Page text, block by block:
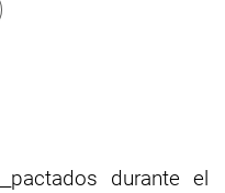
pactados durante el